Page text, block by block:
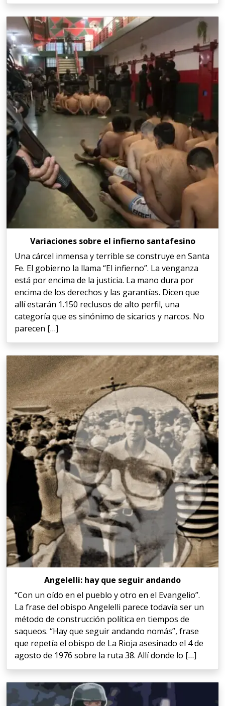
Variaciones sobre el infierno santafesino
Una cárcel inmensa y terrible se construye en Santa
Fe. El gobierno la llama “El infierno”. La venganza
está por encima de la justicia. La mano dura por
encima de los derechos y las garantías. Dicen que
allí estarán 1.150 reclusos de alto perfil, una
categoría que es sinónimo de sicarios y narcos. No
parecen […]
Angelelli: hay que seguir andando
“Con un oído en el pueblo y otro en el Evangelio”.
La frase del obispo Angelelli parece todavía ser un
método de construcción política en tiempos de
saqueos. “Hay que seguir andando nomás”, frase
que repetía el obispo de La Rioja asesinado el 4 de
agosto de 1976 sobre la ruta 38. Allí donde lo […]